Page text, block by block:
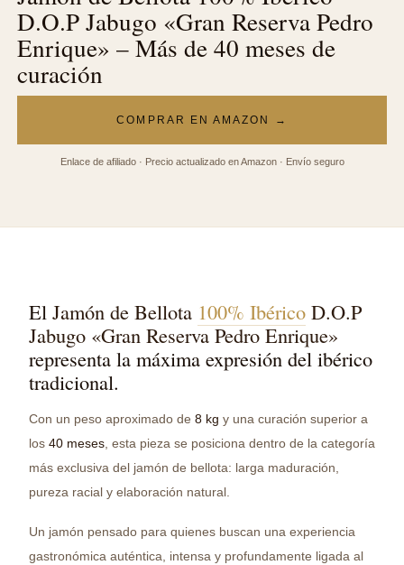
D.O.P Jabugo «Gran Reserva Pedro
Enrique» – Más de 40 meses de
curación
COMPRAR EN AMAZON →
Enlace de afiliado · Precio actualizado en Amazon · Envío seguro
El Jamón de Bellota 100% Ibérico D.O.P
Jabugo «Gran Reserva Pedro Enrique»
representa la máxima expresión del ibérico
tradicional.
Con un peso aproximado de 8 kg y una curación superior a
los 40 meses , esta pieza se posiciona dentro de la categoría
más exclusiva del jamón de bellota: larga maduración,
pureza racial y elaboración natural.
Un jamón pensado para quienes buscan una experiencia
gastronómica auténtica, intensa y profundamente ligada al